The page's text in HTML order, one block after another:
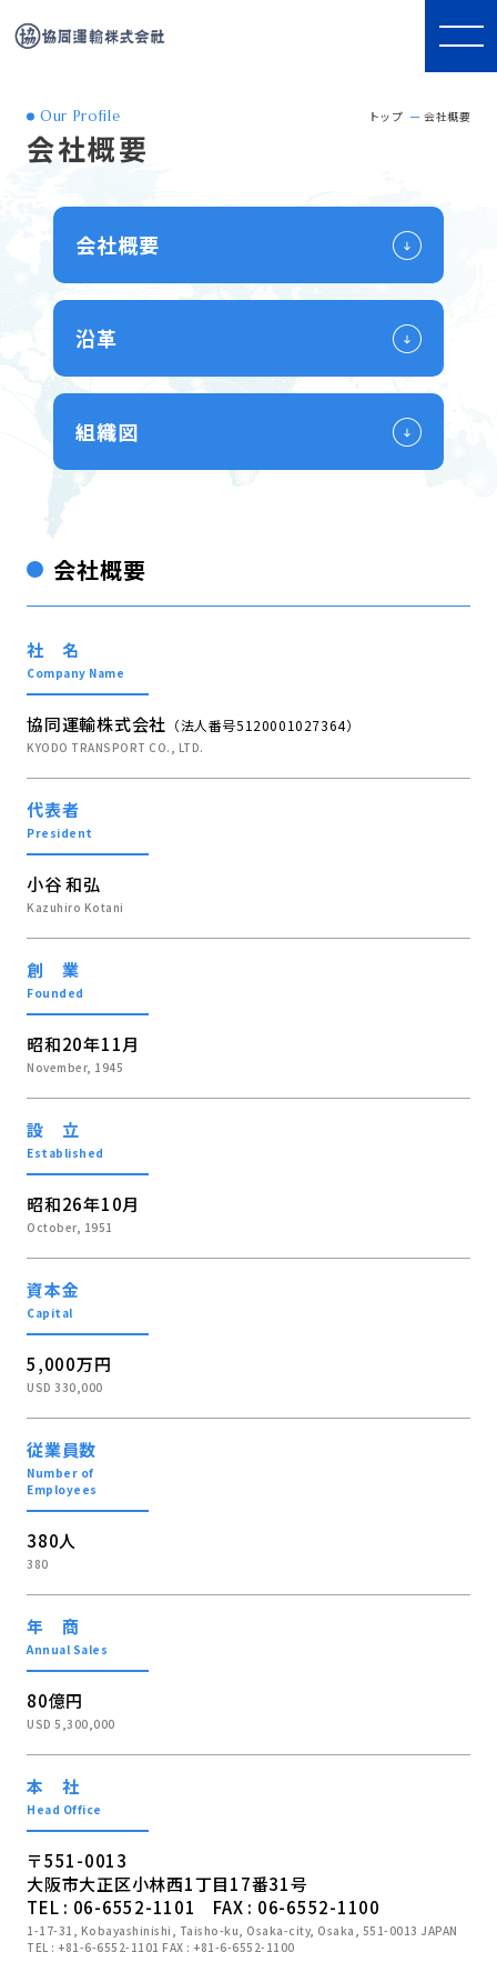
Our Profile
会社概要
トップ 会社概要
会社概要
沿革
組織図
会社概要
社 名
Company Name
協同運輸株式会社 （法人番号5120001027364）
KYODO TRANSPORT CO., LTD.
代表者
President
小谷 和弘
Kazuhiro Kotani
創 業
Founded
昭和20年11月
November, 1945
設 立
Established
昭和26年10月
October, 1951
資本金
Capital
5,000万円
USD 330,000
従業員数
Number of
Employees
380人
380
年 商
Annual Sales
80億円
USD 5,300,000
本 社
Head Office
〒551-0013
大阪市大正区小林西1丁目17番31号
TEL : 06-6552-1101 FAX : 06-6552-1100
1-17-31, Kobayashinishi, Taisho-ku, Osaka-city, Osaka, 551-0013 JAPAN
TEL : +81-6-6552-1101 FAX : +81-6-6552-1100